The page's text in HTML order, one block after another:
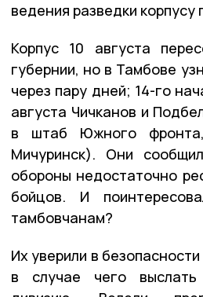
ведения разведки корпусу
Корпус 10 августа
губернии, но в Тамбове
через пару дней; 14-го
августа Чичканов и
в штаб Южного
Мичуринск). Они
обороны недостаточно
бойцов. И
тамбовчанам?
Их уверили в
в случае чего